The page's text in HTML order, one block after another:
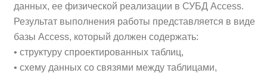
данных, ее физической реализации в СУБД Access.
Результат выполнения работы представляется в виде
базы Access, который должен содержать:
• структуру спроектированных таблиц,
• схему данных со связями между таблицами,